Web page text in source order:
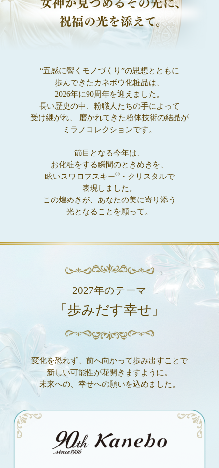
“五感に響くモノづくり”の思想とともに
歩んできたカネボウ化粧品は、
2026年に90周年を迎えました。
長い歴史の中、粉職人たちの手によって
受け継がれ、
磨かれてきた粉体技術の結晶が
ミラノコレクションです。
節目となる今年は、
お化粧をする瞬間のときめきを、
眩いスワロフスキー®・クリスタルで
表現しました。
この煌めきが、あなたの美に寄り添う
光となることを願って。
2027年のテーマ
「歩みだす幸せ」
変化を恐れず、前へ向かって歩み出すことで
新しい可能性が花開きますように。
未来への、幸せへの願いを込めました。